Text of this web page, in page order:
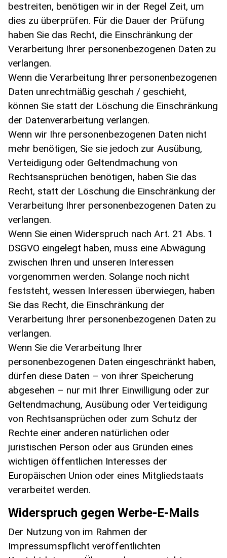
bestreiten, benötigen wir in der Regel Zeit, um
dies zu überprüfen. Für die Dauer der Prüfung
haben Sie das Recht, die Einschränkung der
Verarbeitung Ihrer personenbezogenen Daten zu
verlangen.
Wenn die Verarbeitung Ihrer personenbezogenen
Daten unrechtmäßig geschah / geschieht,
können Sie statt der Löschung die Einschränkung
der Datenverarbeitung verlangen.
Wenn wir Ihre personenbezogenen Daten nicht
mehr benötigen, Sie sie jedoch zur Ausübung,
Verteidigung oder Geltendmachung von
Rechtsansprüchen benötigen, haben Sie das
Recht, statt der Löschung die Einschränkung der
Verarbeitung Ihrer personenbezogenen Daten zu
verlangen.
Wenn Sie einen Widerspruch nach Art. 21 Abs. 1
DSGVO eingelegt haben, muss eine Abwägung
zwischen Ihren und unseren Interessen
vorgenommen werden. Solange noch nicht
feststeht, wessen Interessen überwiegen, haben
Sie das Recht, die Einschränkung der
Verarbeitung Ihrer personenbezogenen Daten zu
verlangen.
Wenn Sie die Verarbeitung Ihrer
personenbezogenen Daten eingeschränkt haben,
dürfen diese Daten – von ihrer Speicherung
abgesehen – nur mit Ihrer Einwilligung oder zur
Geltendmachung, Ausübung oder Verteidigung
von Rechtsansprüchen oder zum Schutz der
Rechte einer anderen natürlichen oder
juristischen Person oder aus Gründen eines
wichtigen öffentlichen Interesses der
Europäischen Union oder eines Mitgliedstaats
verarbeitet werden.
Widerspruch gegen Werbe-E-Mails
Der Nutzung von im Rahmen der
Impressumspflicht veröffentlichten